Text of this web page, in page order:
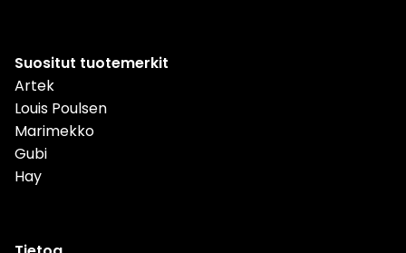
Suositut tuotemerkit
Artek
Louis Poulsen
Marimekko
Gubi
Hay